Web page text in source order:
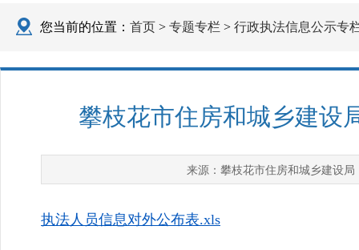
您当前的位置： 首页 > 专题专栏 > 行政执法信息公示专
攀枝花市住房和城乡建设
来源： 攀枝花市住房和城乡建设局
执法人员信息对外公布表.xls